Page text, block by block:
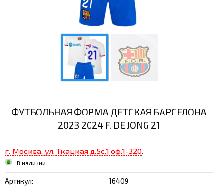
ФУТБОЛЬНАЯ ФОРМА ДЕТСКАЯ БАРСЕЛОНА
2023 2024 F. DE JONG 21
г. Москва, ул. Ткацкая д.5с.1 оф.1-320:
В наличии
Артикул: 16409